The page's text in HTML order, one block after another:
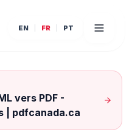
EN FR PT
vers PDF -
| pdfcanada.ca